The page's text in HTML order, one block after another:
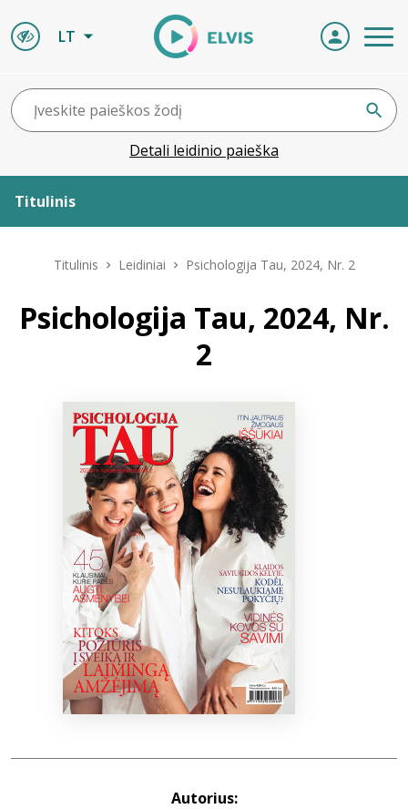
LT
Detali leidinio paieška
Titulinis
Leidiniai
Naujienos
Bibliotekoms
+370 667 80 541
Titulinis Leidiniai Psichologija Tau, 2024, Nr. 2
Psichologija Tau, 2024, Nr.
2
Autorius: